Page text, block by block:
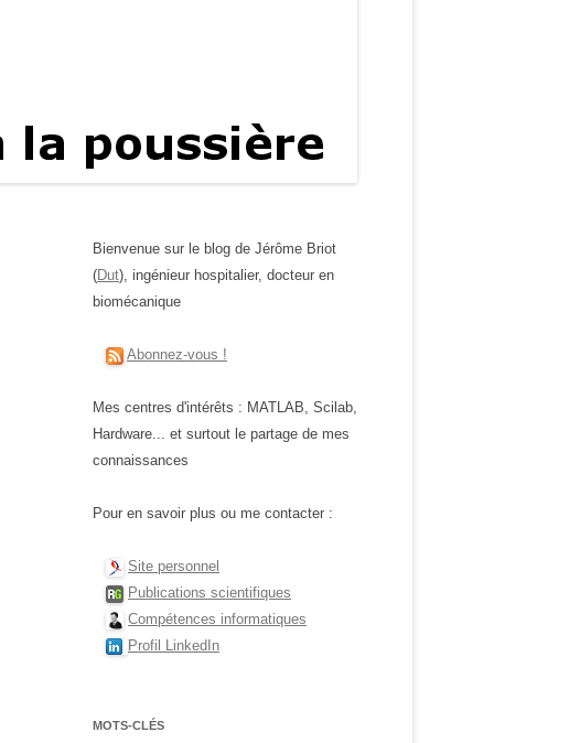
Bienvenue sur le blog de Jérôme Briot
(Dut), ingénieur hospitalier, docteur en
biomécanique
Abonnez-vous !
Mes centres d'intérêts : MATLAB, Scilab,
Hardware... et surtout le partage de mes
connaissances
Pour en savoir plus ou me contacter :
Site personnel
Publications scientifiques
Compétences informatiques
Profil LinkedIn
MOTS-CLÉS